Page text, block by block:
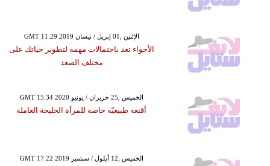
GMT 11:29 2019 الإثنين ,01 إبريل / نيسان
الأجواء تعد باحتمالات مهمة لتطوير حياتك على
مختلف الصعد
GMT 15:34 2020 الخميس ,25 حزيران / يونيو
أقنعة طبيعيّة خاصة للمرأة الخليجة العاملة
GMT 17:22 2019 الخميس ,12 أيلول / سبتمبر